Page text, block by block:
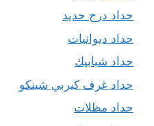
حداد درج حديد
حداد ديوانيات
حداد شبابيك
حداد غرف كيربي شينكو
حداد مظلات